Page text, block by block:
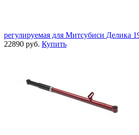
регулируемая для Митсубиси Делика
22890 руб. Купить